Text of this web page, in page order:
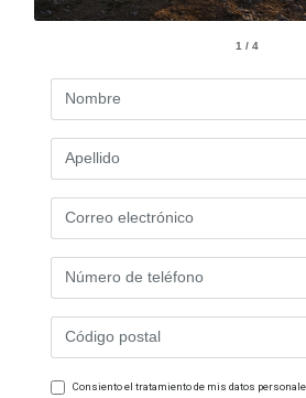
1 / 4
Consiento el tratamiento de mis datos